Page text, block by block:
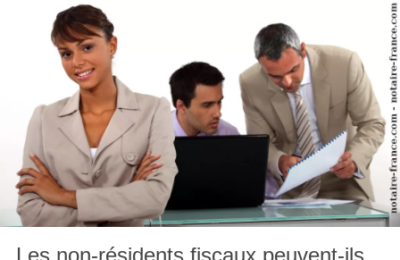
Les non-résidents fiscaux peuvent-ils